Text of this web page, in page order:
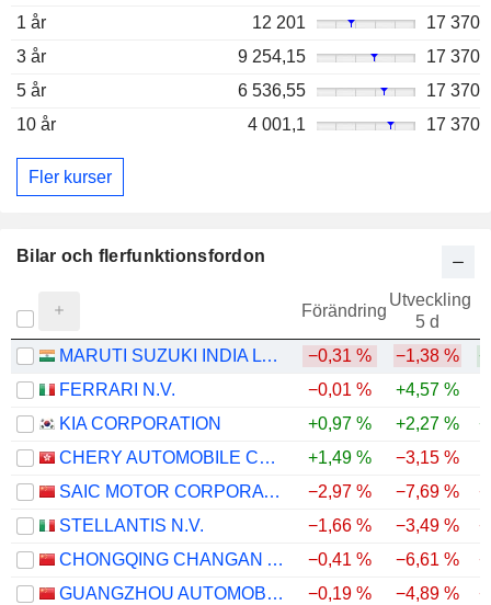
1 år
12 201
17 370
3 år
9 254,15
17 370
5 år
6 536,55
17 370
10 år
4 001,1 17 370
Fler kurser
Bilar och flerfunktionsfordon
Förändring
Utveckling
5 d
MARUTI SUZUKI INDIA LTD −0,31 % −1,38 %
FERRARI N.V.
−0,01 % +4,57 %
KIA CORPORATION
+0,97 % +2,27 %
CHERY AUTOMOBILE CO., LTD.
+1,49 %
−3,15 %
SAIC MOTOR CORPORATION LIMITED
−2,97 % −7,69 %
STELLANTIS N.V.
−1,66 % −3,49 %
CHONGQING CHANGAN AUTOMOBILE COMPANY LIMITED
−0,41 % −6,61 %
GUANGZHOU AUTOMOBILE GROUP CO., LTD.
−0,19 % −4,89 %